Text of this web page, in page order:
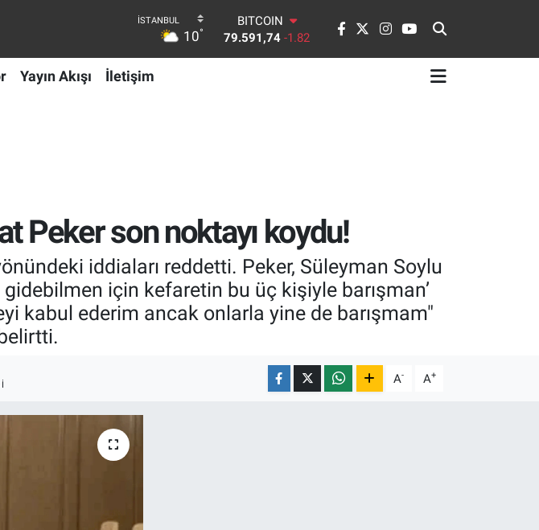
10°
DOLAR
45,43620 0.02
EURO
Yayın Akışı İletişim
Peker son noktayı koydu!
iddiaları reddetti. Peker, Süleyman Soylu
gidebilmen için kefaretin bu üç kişiyle barışman’
kabul ederim ancak onlarla yine de barışmam"
A- A+